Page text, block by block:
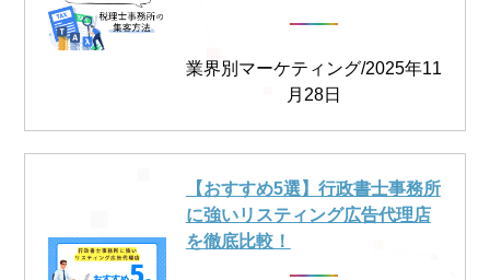
業界別マーケティング/2025年11
月28日
【おすすめ5選】行政書士事務所
に強いリスティング広告代理店
を徹底比較！